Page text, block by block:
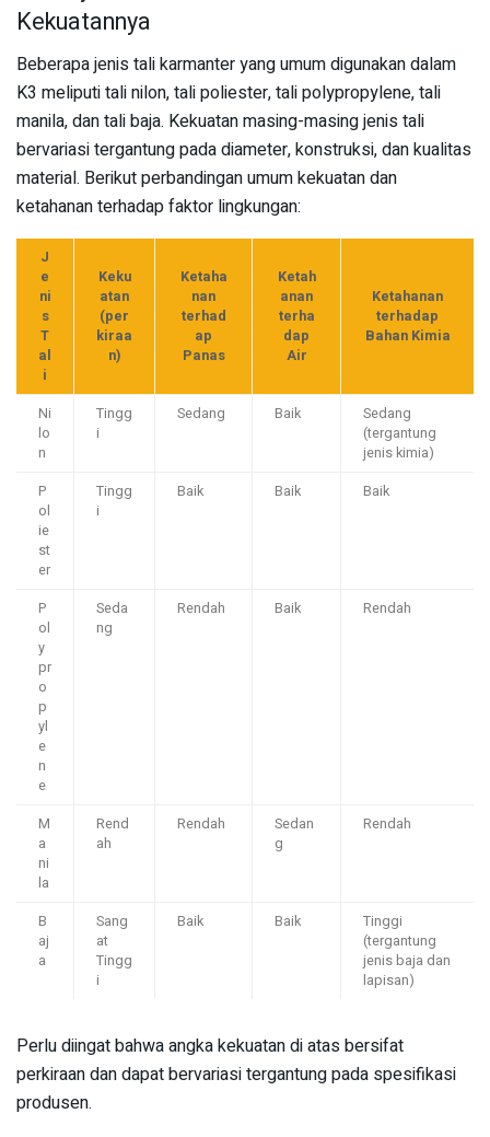
Kekuatannya
Beberapa jenis tali karmanter yang umum digunakan dalam
K3 meliputi tali nilon, tali poliester, tali polypropylene, tali
manila, dan tali baja. Kekuatan masing-masing jenis tali
bervariasi tergantung pada diameter, konstruksi, dan kualitas
material. Berikut perbandingan umum kekuatan dan
ketahanan terhadap faktor lingkungan:
J
e
ni
s
T
al
i
Keku
atan
(per
kiraa
n)
Ketaha
nan
terhad
ap
Panas
Ketah
anan
terha
dap
Air
Ketahanan
terhadap
Bahan Kimia
Ni
lo
n
Tingg
i
Sedang Baik
Sedang
(tergantung
jenis kimia)
P
ol
ie
st
er
Tingg
i
Baik Baik Baik
P
ol
y
pr
o
p
yl
e
n
e
Seda
ng
Rendah Baik Rendah
M
a
ni
la
Rend
ah
Rendah
Sedan
g
Rendah
B
aj
a
Sang
at
Tingg
i
Baik Baik
Tinggi
(tergantung
jenis baja dan
lapisan)
Perlu diingat bahwa angka kekuatan di atas bersifat
perkiraan dan dapat bervariasi tergantung pada spesifikasi
produsen.